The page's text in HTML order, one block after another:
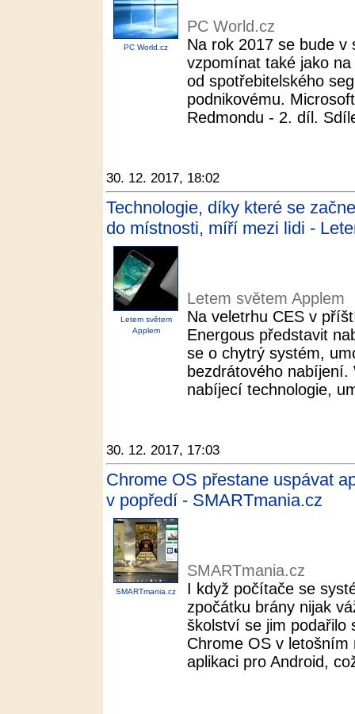
PC World.cz
PC World.cz
Na rok 2017 se bude v
vzpomínat také jako
od spotřebitelského
podnikovému.
Redmondu - 2. díl.
30. 12. 2017, 18:02
Technologie, díky které se
do místnosti, míří mezi lidi -
Letem světem
Applem
Letem světem Applem
Na veletrhu CES v
Energous představit
se o chytrý systém,
bezdrátového
nabíjecí technologie,
30. 12. 2017, 17:03
Chrome OS přestane uspávat
v popředí - SMARTmania.cz
SMARTmania.cz
SMARTmania.cz
I když počítače se
zpočátku brány nijak
školství se jim podařilo
Chrome OS v
aplikaci pro Android,